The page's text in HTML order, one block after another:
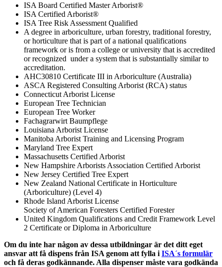
ISA Board Certified Master Arborist®
ISA Certified Arborist®
ISA Tree Risk Assessment Qualified
A degree in arboriculture, urban forestry, traditional forestry,
or horticulture that is part of a national qualifications
framework or is from a college or university that is accredited
or recognized under a system that is substantially similar to
accreditation.
AHC30810 Certificate III in Arboriculture (Australia)
ASCA Registered Consulting Arborist (RCA) status
Connecticut Arborist License
European Tree Technician
European Tree Worker
Fachagrarwirt Baumpflege
Louisiana Arborist License
Manitoba Arborist Training and Licensing Program
Maryland Tree Expert
Massachusetts Certified Arborist
New Hampshire Arborists Association Certified Arborist
New Jersey Certified Tree Expert
New Zealand National Certificate in Horticulture
(Arboriculture) (Level 4)
Rhode Island Arborist License
Society of American Foresters Certified Forester
United Kingdom Qualifications and Credit Framework Level
2 Certificate or Diploma in Arboriculture
Om du inte har någon av dessa utbildningar är det ditt eget
ansvar att få dispens från ISA genom att fylla i ISA´s formulär
och få deras godkännande. Alla dispenser måste vara godkända